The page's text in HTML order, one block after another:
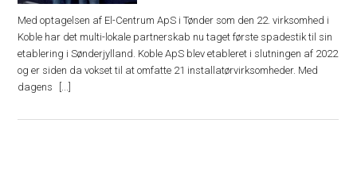
Med optagelsen af El-Centrum ApS i Tønder som den 22. virksomhed i
Koble har det multi-lokale partnerskab nu taget første spadestik til sin
etablering i Sønderjylland. Koble ApS blev etableret i slutningen af 2022
og er siden da vokset til at omfatte 21 installatørvirksomheder. Med
dagens